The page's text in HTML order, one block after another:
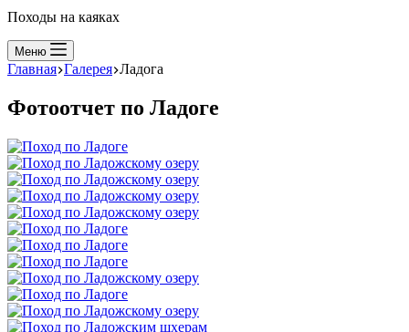
Походы на каяках
Меню
Главная Галерея Ладога
Фотоотчет по Ладоге